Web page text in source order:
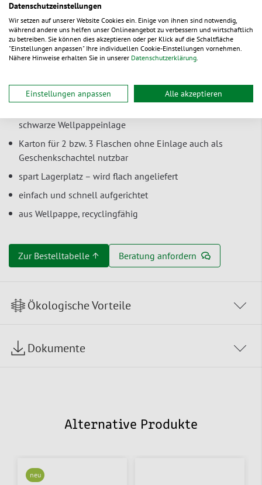
Elegante, mattschwarze Geschenkschachtel für Weinflaschen
oder Präsente. Das zeitlose Design mit hochwertig
glänzender Folienprägung in Gold passt zu allen
Jahreszeiten und Anlässen.
glänzender Folienprägung
schwarze Wellpappeinlage
Karton für 2 bzw. 3 Flaschen ohne Einlage auch als
Geschenkschachtel nutzbar
spart Lagerplatz – wird flach angeliefert
einfach und schnell aufgerichtet
aus Wellpappe, recyclingfähig
Zur Bestelltabelle ↑ Beratung anfordern
Ökologische Vorteile
Dokumente
Alternative Produkte
neu
Datenschutzeinstellungen
Wir setzen auf unserer Website Cookies ein. Einige von ihnen sind notwendig,
während andere uns helfen unser Onlineangebot zu verbessern und wirtschaftlich
zu betreiben. Sie können dies akzeptieren oder per Klick auf die Schaltfläche
"Einstellungen anpassen" Ihre individuellen Cookie-Einstellungen vornehmen.
Nähere Hinweise erhalten Sie in unserer Datenschutzerklärung.
Einstellungen anpassen Alle akzeptieren